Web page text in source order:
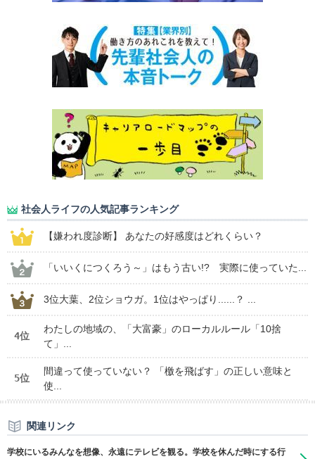
社会人ライフの人気記事ランキング
【嫌われ度診断】 あなたの好感度はどれくらい？
「いいくにつくろう～」はもう古い!? 実際に使っていた...
3位大葉、2位ショウガ。1位はやっぱり......？ ...
4位
わたしの地域の、「大富豪」のローカルルール「10捨
て」...
5位
間違って使っていない？ 「檄を飛ばす」の正しい意味と
使...
関連リンク
学校にいるみんなを想像、永遠にテレビを観る。学校を休んだ時にする行